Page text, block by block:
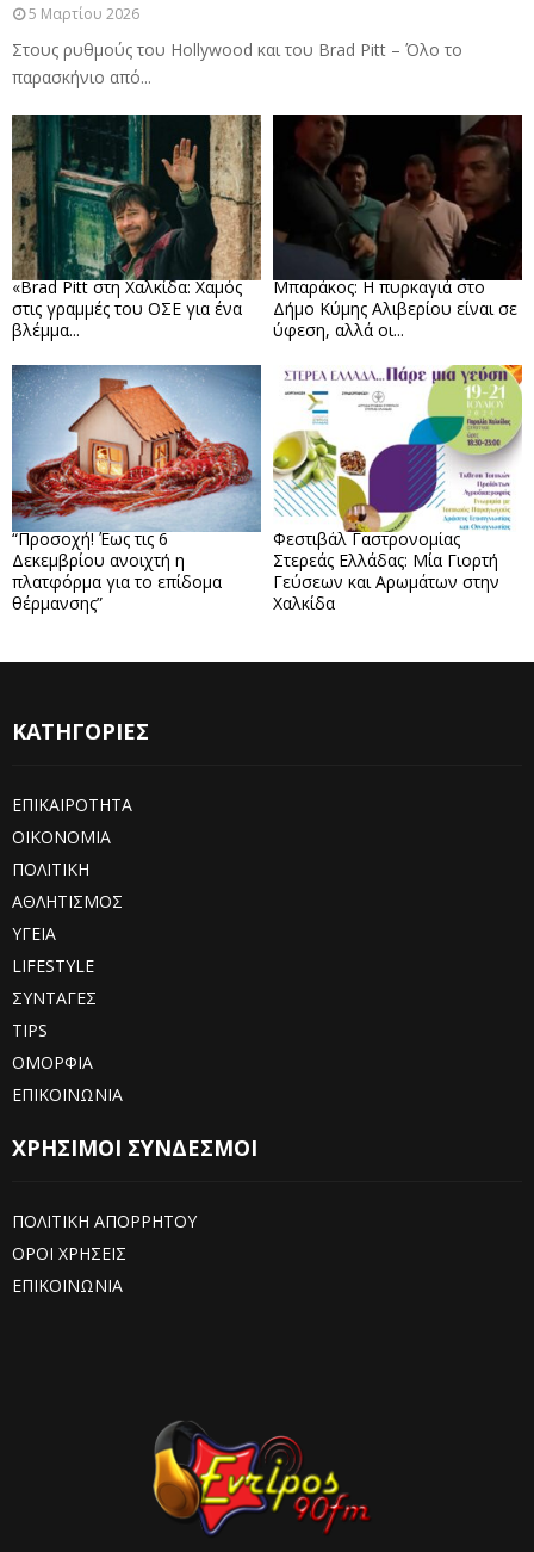
5 Μαρτίου 2026
Στους ρυθμούς του Hollywood και του Brad Pitt – Όλο το
παρασκήνιο από...
«Brad Pitt στη Χαλκίδα: Χαμός
στις γραμμές του ΟΣΕ για ένα
βλέμμα...
Μπαράκος: Η πυρκαγιά στο
Δήμο Κύμης Αλιβερίου είναι σε
ύφεση, αλλά οι...
“Προσοχή! Έως τις 6
Δεκεμβρίου ανοιχτή η
πλατφόρμα για το επίδομα
θέρμανσης”
Φεστιβάλ Γαστρονομίας
Στερεάς Ελλάδας: Μία Γιορτή
Γεύσεων και Αρωμάτων στην
Χαλκίδα
ΚΑΤΗΓΟΡΙΕΣ
ΕΠΙΚΑΙΡΟΤΗΤΑ
ΟΙΚΟΝΟΜΙΑ
ΠΟΛΙΤΙΚΗ
ΑΘΛΗΤΙΣΜΟΣ
ΥΓΕΙΑ
LIFESTYLE
ΣΥΝΤΑΓΕΣ
TIPS
ΟΜΟΡΦΙΑ
ΕΠΙΚΟΙΝΩΝΙΑ
ΧΡΗΣΙΜΟΙ ΣΥΝΔΕΣΜΟΙ
ΠΟΛΙΤΙΚΗ ΑΠΟΡΡΗΤΟΥ
ΟΡΟΙ ΧΡΗΣΕΙΣ
ΕΠΙΚΟΙΝΩΝΙΑ